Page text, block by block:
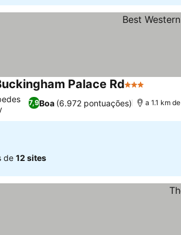
Palace Rd3 Estrelas
7,9Boa (6.972 pontuações) a 1.1 km
de 12 sites